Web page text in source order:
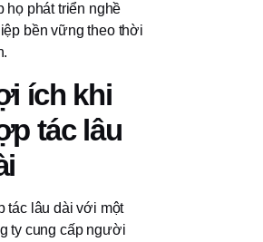
họ phát triển nghề
bền vững theo thời
ích khi
tác lâu
tác lâu dài với một
ty cung cấp người